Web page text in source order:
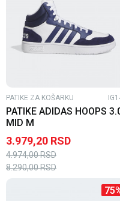
PATIKE ZA KOŠARKU
PATIKE ADIDAS HOOPS
MID M
3.979,20 RSD
4.974,00RSD
8.290,00RSD
75